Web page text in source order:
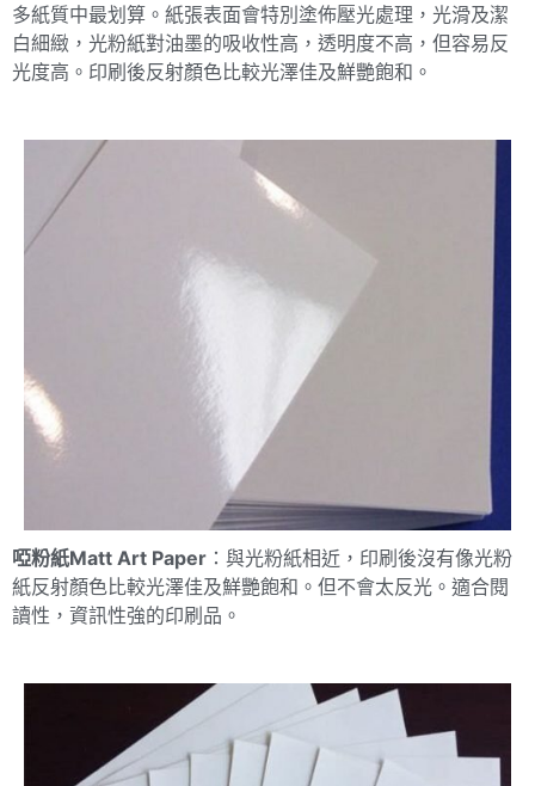
多紙質中最划算。紙張表面會特別塗佈壓光處理，光滑及潔
白細緻，光粉紙對油墨的吸收性高，透明度不高，但容易反
光度高。印刷後反射顏色比較光澤佳及鮮艷飽和。
啞粉紙Matt Art Paper ：與光粉紙相近，印刷後沒有像光粉
紙反射顏色比較光澤佳及鮮艷飽和。但不會太反光。適合閱
讀性，資訊性強的印刷品。